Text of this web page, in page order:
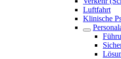
Luftfahrt
Klinische